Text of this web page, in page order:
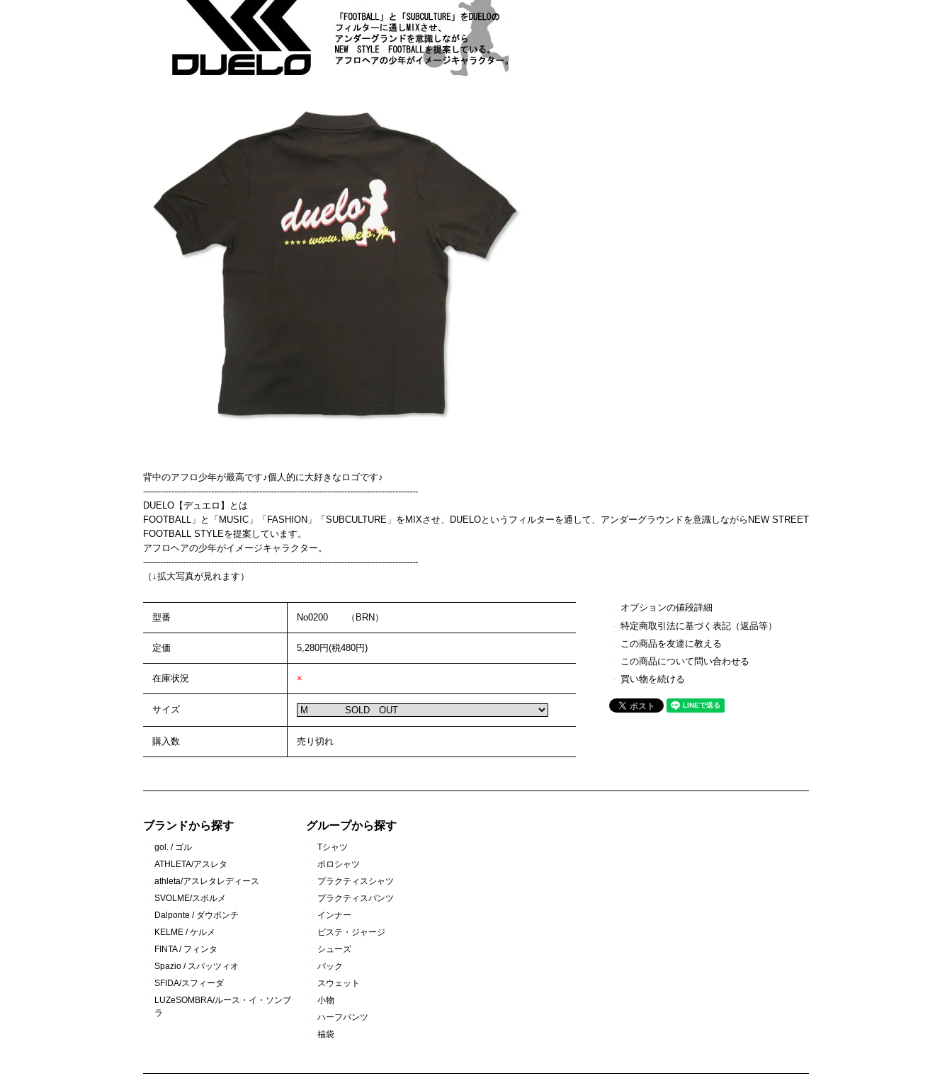
背中のアフロ少年が最高です♪個人的に大好きなロゴです♪
-------------------------------------------------------------------------------------------------
DUELO【デュエロ】とは
FOOTBALL」と「MUSIC」「FASHION」「SUBCULTURE」をMIXさせ、DUELOというフィルターを通して、アンダーグラウンドを意識しながらNEW STREET
FOOTBALL STYLEを提案しています。
アフロヘアの少年がイメージキャラクター。
-------------------------------------------------------------------------------------------------
（↓拡大写真が見れます）
型番 No0200 （BRN）
定価 5,280円(税480円)
在庫状況 ×
サイズ
購入数 売り切れ
オプションの値段詳細
特定商取引法に基づく表記（返品等）
この商品を友達に教える
この商品について問い合わせる
買い物を続ける
ブランドから探す
gol. / ゴル
ATHLETA/アスレタ
athleta/アスレタレディース
SVOLME/スボルメ
Dalponte / ダウポンチ
KELME / ケルメ
FINTA / フィンタ
Spazio / スパッツィオ
SFIDA/スフィーダ
LUZeSOMBRA/ルース・イ・ソンブ
ラ
グループから探す
Tシャツ
ポロシャツ
プラクティスシャツ
プラクティスパンツ
インナー
ピステ・ジャージ
シューズ
バック
スウェット
小物
ハーフパンツ
福袋